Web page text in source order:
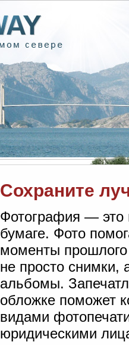
Сохраните
Фотография — это
бумаге. Фото
моменты
не просто
альбомы.
обложке поможет
видами
юридическими